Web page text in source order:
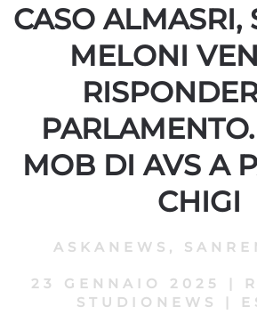
CASO ALMASRI,
MELONI
MOB DI AVS A
CHIGI
ASKANEWS ,
23 GENNAIO 2025 |
STUDIONEWS
|